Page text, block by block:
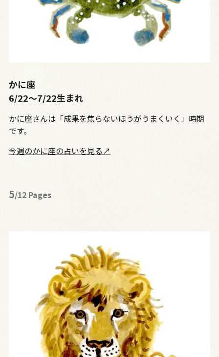
かに座
6/22～7/22生まれ
かに座さんは「成果を焦らないほうがうまくいく」時期
です。
今週のかに座の占いを見る↗
5/12 Pages